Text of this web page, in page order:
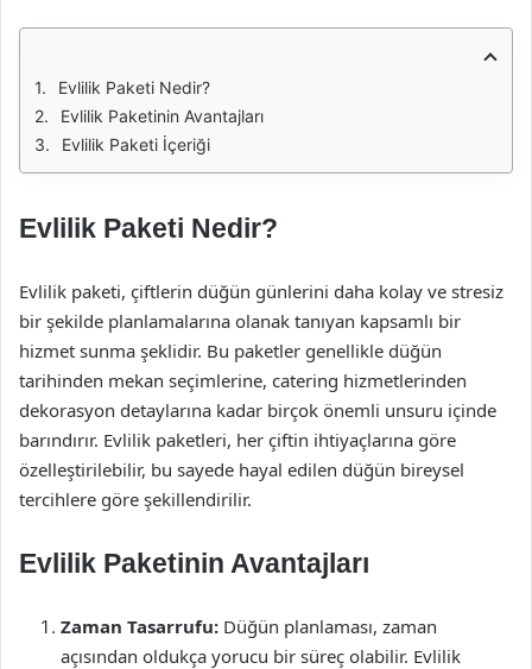
Evlilik Paketi Nedir?
Evlilik Paketinin Avantajları
Evlilik Paketi İçeriği
Evlilik Paketi Nedir?
Evlilik paketi, çiftlerin düğün günlerini daha kolay ve stresiz
bir şekilde planlamalarına olanak tanıyan kapsamlı bir
hizmet sunma şeklidir. Bu paketler genellikle düğün
tarihinden mekan seçimlerine, catering hizmetlerinden
dekorasyon detaylarına kadar birçok önemli unsuru içinde
barındırır. Evlilik paketleri, her çiftin ihtiyaçlarına göre
özelleştirilebilir, bu sayede hayal edilen düğün bireysel
tercihlere göre şekillendirilir.
Evlilik Paketinin Avantajları
Zaman Tasarrufu: Düğün planlaması, zaman
açısından oldukça yorucu bir süreç olabilir. Evlilik